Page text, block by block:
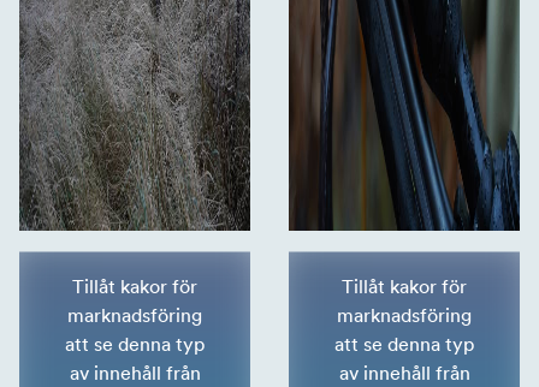
Tillåt kakor för
marknadsföring
att se denna typ
av innehåll från
Tillåt kakor för
marknadsföring
att se denna typ
av innehåll från